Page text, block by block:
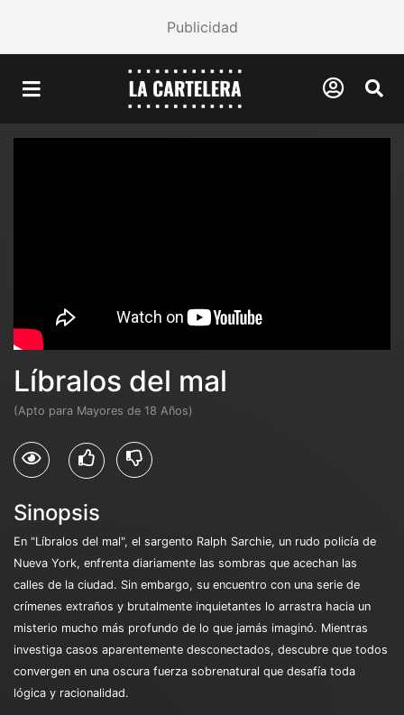
Publicidad
Líbralos del mal
(Apto para Mayores de 18 Años)
Sinopsis
En "Líbralos del mal", el sargento Ralph Sarchie, un rudo policía de
Nueva York, enfrenta diariamente las sombras que acechan las
calles de la ciudad. Sin embargo, su encuentro con una serie de
crímenes extraños y brutalmente inquietantes lo arrastra hacia un
misterio mucho más profundo de lo que jamás imaginó. Mientras
investiga casos aparentemente desconectados, descubre que todos
convergen en una oscura fuerza sobrenatural que desafía toda
lógica y racionalidad.